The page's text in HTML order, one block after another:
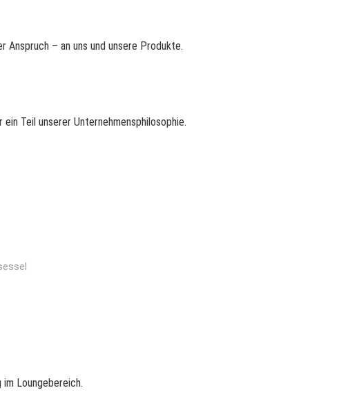
Anspruch – an uns und unsere Produkte.
Teil unserer Unternehmensphilosophie.
Loungebereich.